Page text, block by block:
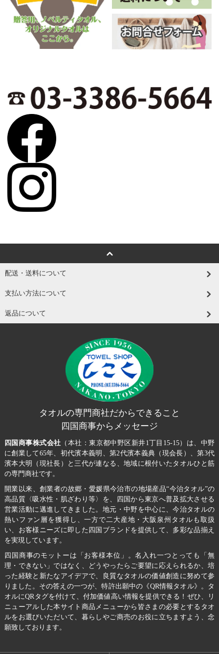
配送・送料について
支払い方法について
返品について
タオルの専門商社だからできること
四国商事からメッセージ
四国商事株式会社 （本社：東京都中野区新井1丁目15-15）は、中野
に創業して65年、初代濱本義明、第2代濱本義典（現会長）、第3代
濱本大明（現社長）と三代が連なる、地域に根付いたタオルひと筋
の専門商社です。
開業以来、創業者の故郷・愛媛県今治市の地場産品“今治タオル”の
高品質〈吸水性・肌ざわり等〉を、四国から東京へ普及拡大させる
営業活動に邁進してきました。地元・中野を中心に、今治タオルの
熱いファン層を獲得し、一方で二大産地・大阪泉州タオルも取扱
い、お客様ニーズに即した四国ブランドを提供して、多彩な品揃え
を実現しています。
四国商事のモットーは「お客様本位」。名入れ一つとっても「無
理・できない」ではなく、どうやったらご要望に応えられるか、培
った経験と新たなアイデアで、良質なタオルの価値創造に努めて参
りました。その答えの一つが、特許出願中の《QR情報タオル》。タ
オルにQRタグを付けて、付加価値高い情報を提供できる！ぜひ、リ
ニューアルした本サイト商品メニューから皆さまの必要とするタオ
ルをお選びいただいて、暮らしやご商売のお役に立ちますよう、念
願致しております。